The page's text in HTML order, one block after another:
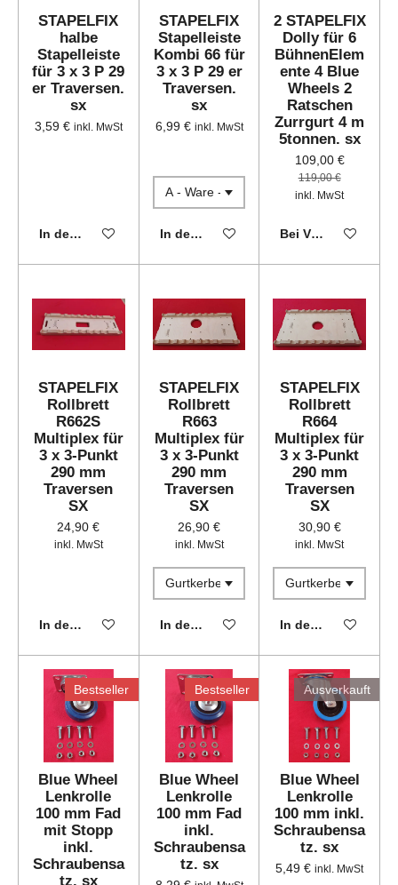
STAPELFIX
halbe
Stapelleiste
für 3 x 3 P 29
er Traversen.
sx
3,59 € inkl. MwSt
In den Warenkorb
STAPELFIX
Stapelleiste
Kombi 66 für
3 x 3 P 29 er
Traversen.
sx
6,99 € inkl. MwSt
In den Warenkorb
2 STAPELFIX
Dolly für 6
BühnenElem
ente 4 Blue
Wheels 2
Ratschen
Zurrgurt 4 m
5tonnen. sx
109,00 €
119,00 €
inkl. MwSt
Bei Verfügbarkeit
STAPELFIX
Rollbrett
R662S
Multiplex für
3 x 3-Punkt
290 mm
Traversen
SX
24,90 €
inkl. MwSt
In den Warenkorb
STAPELFIX
Rollbrett
R663
Multiplex für
3 x 3-Punkt
290 mm
Traversen
SX
26,90 €
inkl. MwSt
In den Warenkorb
STAPELFIX
Rollbrett
R664
Multiplex für
3 x 3-Punkt
290 mm
Traversen
SX
30,90 €
inkl. MwSt
In den Warenkorb
Bestseller
Blue Wheel
Lenkrolle
100 mm Fad
mit Stopp
inkl.
Schraubensa
tz. sx
Bestseller
Blue Wheel
Lenkrolle
100 mm Fad
inkl.
Schraubensa
tz. sx
Ausverkauft
Blue Wheel
Lenkrolle
100 mm inkl.
Schraubensa
tz. sx
5,49 € inkl. MwSt